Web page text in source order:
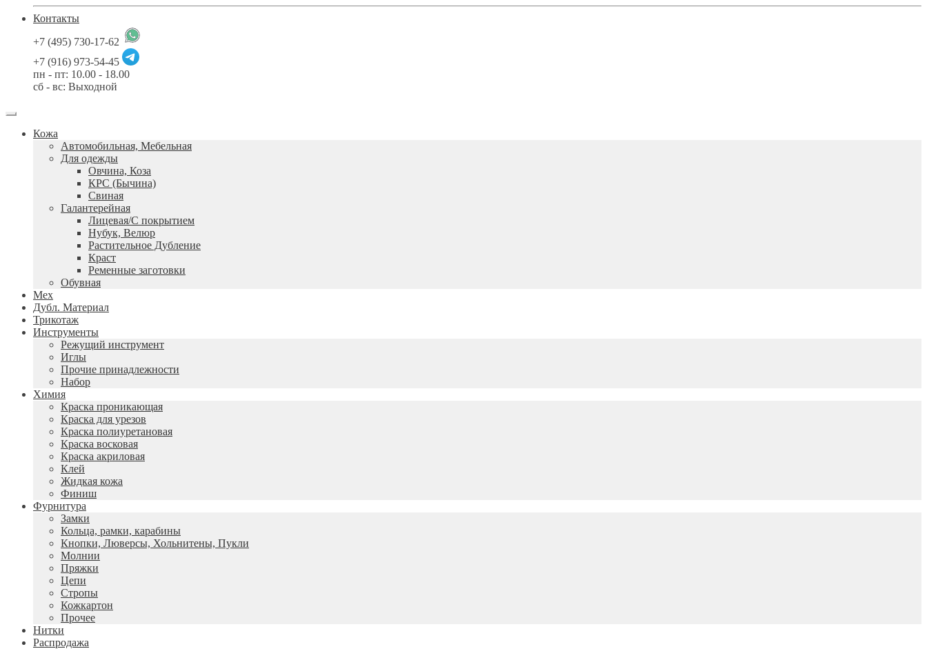
Контакты
+7 (495) 730-17-62
+7 (916) 973-54-45
пн - пт: 10.00 - 18.00
сб - вс: Выходной
Кожа
Автомобильная, Мебельная
Для одежды
Овчина, Коза
КРС (Бычина)
Свиная
Галантерейная
Лицевая/С покрытием
Нубук, Велюр
Растительное Дубление
Краст
Ременные заготовки
Обувная
Мех
Дубл. Материал
Трикотаж
Инструменты
Режущий инструмент
Иглы
Прочие принадлежности
Набор
Химия
Краска проникающая
Краска для урезов
Краска полиуретановая
Краска восковая
Краска акриловая
Клей
Жидкая кожа
Финиш
Фурнитура
Замки
Кольца, рамки, карабины
Кнопки, Люверсы, Хольнитены, Пукли
Молнии
Пряжки
Цепи
Стропы
Кожкартон
Прочее
Нитки
Распродажа